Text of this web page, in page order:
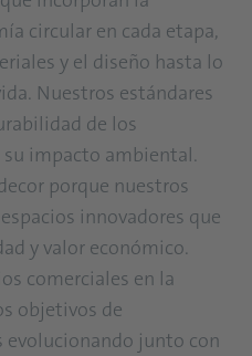
circular en cada etapa,
y el diseño hasta lo
Nuestros estándares
de los
impacto ambiental.
porque nuestros
innovadores que
y valor económico.
comerciales en la
objetivos de
junto con